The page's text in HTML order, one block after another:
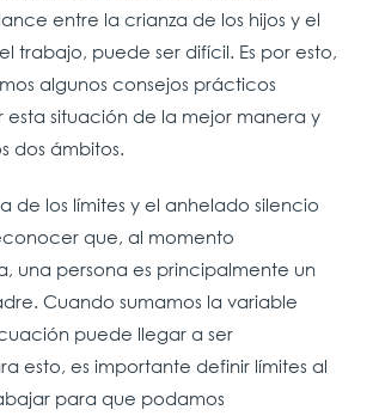
entre la crianza de los hijos y el
trabajo, puede ser difícil. Es por esto,
algunos consejos prácticos
esta situación de la mejor manera y
dos ámbitos.
de los límites y el anhelado silencio
que, al momento
una persona es principalmente un
Cuando sumamos la variable
puede llegar a ser
esto, es importante definir límites al
para que podamos